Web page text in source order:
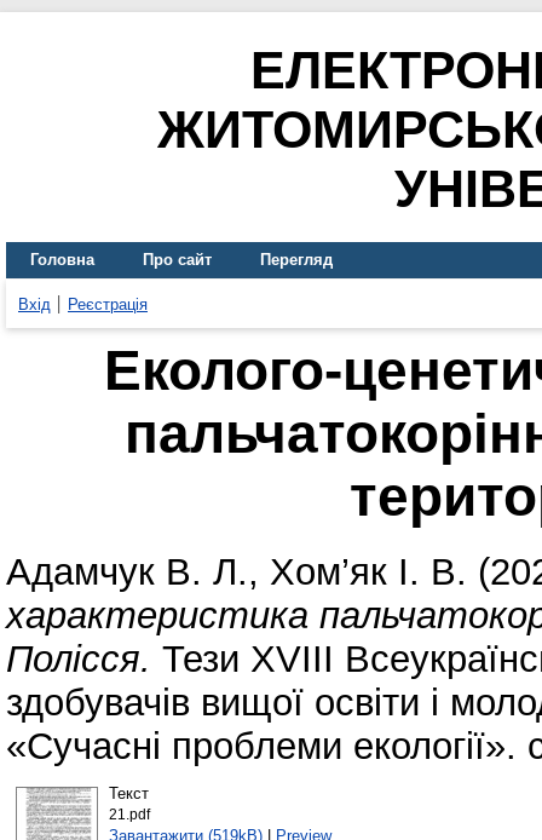
Головна Про сайт Перегляд
Вхід Реєстрація
Еколого-
Адамчук В. Л., Хом’як І. В.
характеристика
Полісся. Тези ХVІІІ
здобувачів вищої освіти і
«Сучасні проблеми екології».
Текст
21.pdf
Завантажити (519kB)| Preview